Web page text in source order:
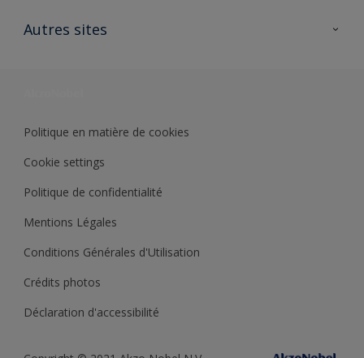
Ouvrir un magasin PASS
Autres sites
Politique en matière de cookies
Cookie settings
Politique de confidentialité
Mentions Légales
Conditions Générales d'Utilisation
Crédits photos
Déclaration d'accessibilité